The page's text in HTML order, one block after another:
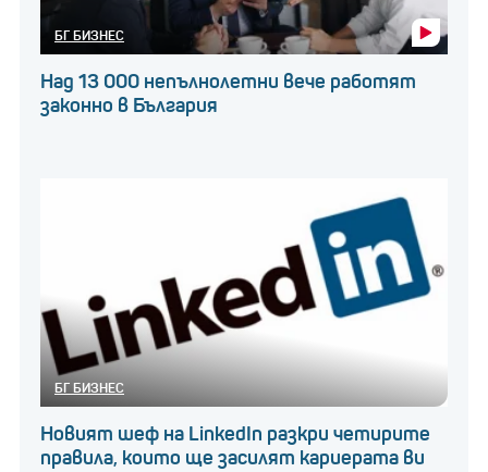
БГ БИЗНЕС
Над 13 000 непълнолетни вече работят
законно в България
БГ БИЗНЕС
Новият шеф на LinkedIn разкри четирите
правила, които ще засилят кариерата ви